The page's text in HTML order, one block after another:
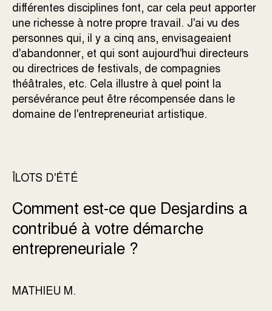
différentes disciplines font, car cela peut apporter
une richesse à notre propre travail. J'ai vu des
personnes qui, il y a cinq ans, envisageaient
d'abandonner, et qui sont aujourd'hui directeurs
ou directrices de festivals, de compagnies
théâtrales, etc. Cela illustre à quel point la
persévérance peut être récompensée dans le
domaine de l'entrepreneuriat artistique.
ÎLOTS D'ÉTÉ
Comment est-ce que Desjardins a
contribué à votre démarche
entrepreneuriale ?
MATHIEU M.